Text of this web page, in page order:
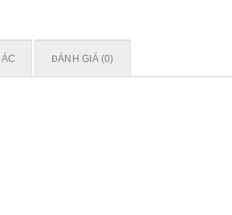
ĐÁNH GIÁ (0)